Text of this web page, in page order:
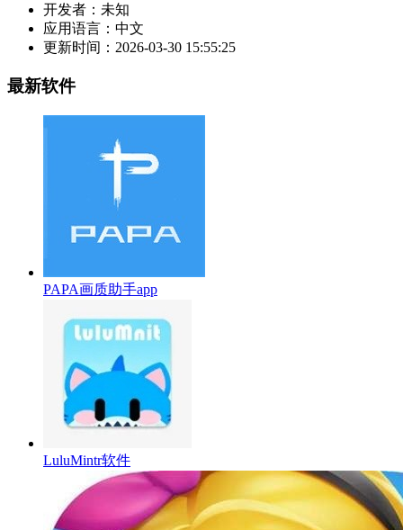
开发者： 未知
应用语言： 中文
更新时间： 2026-03-30 15:55:25
最新软件
PAPA画质助手app
LuluMintr软件